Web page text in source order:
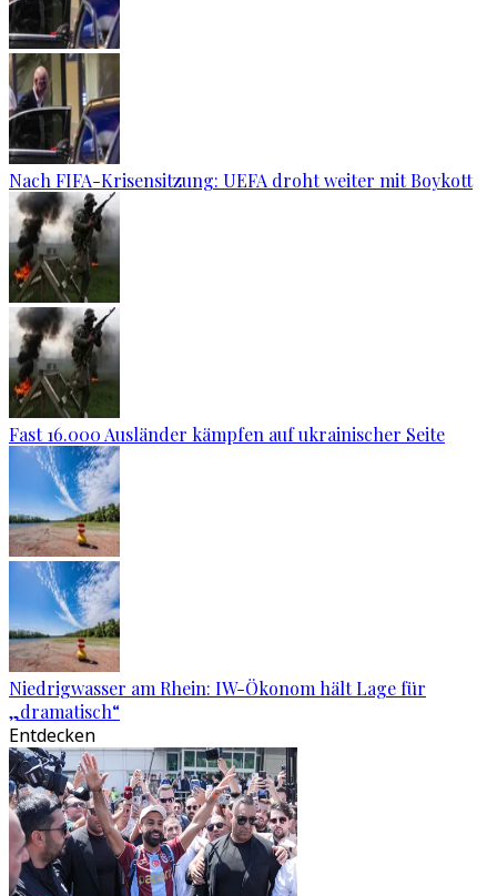
Nach FIFA-Krisensitzung: UEFA droht weiter mit Boykott
Fast 16.000 Ausländer kämpfen auf ukrainischer Seite
Niedrigwasser am Rhein: IW-Ökonom hält Lage für
„dramatisch“
Entdecken